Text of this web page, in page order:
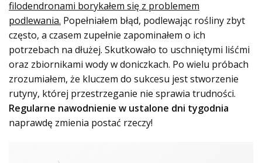
filodendronami borykałem się z problemem
podlewania. Popełniałem błąd, podlewając rośliny zbyt
często, a czasem zupełnie zapominałem o ich
potrzebach na dłużej. Skutkowało to uschniętymi liśćmi
oraz zbiornikami wody w doniczkach. Po wielu próbach
zrozumiałem, że kluczem do sukcesu jest stworzenie
rutyny, której przestrzeganie nie sprawia trudności.
Regularne nawodnienie w ustalone dni tygodnia
naprawdę zmienia postać rzeczy!